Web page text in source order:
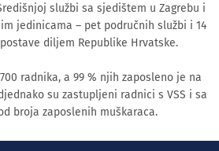
službi sa sjedištem u Zagrebu i
jedinicama – pet područnih službi i 14
diljem Republike Hrvatske.
radnika, a 99 % njih zaposleno je na
su zastupljeni radnici s VSS i sa
broja zaposlenih muškaraca.